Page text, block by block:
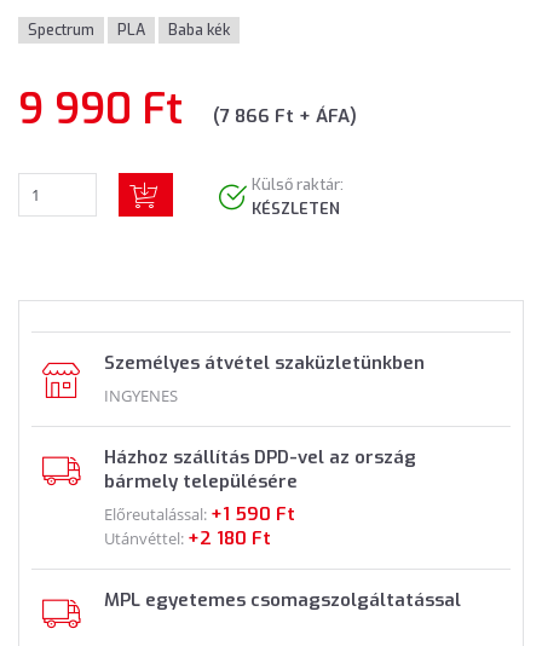
Spectrum PLA Baba kék
9 990 Ft (7 866 Ft + ÁFA)
Külső raktár:
KÉSZLETEN
Személyes átvétel szaküzletünkben
INGYENES
Házhoz szállítás DPD-vel az ország
bármely településére
Előreutalással: +1 590 Ft
Utánvéttel: +2 180 Ft
MPL egyetemes csomagszolgáltatással